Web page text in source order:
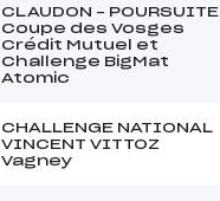
CLAUDON – POURSUITE
Coupe des Vosges
Crédit Mutuel et
Challenge BigMat
Atomic
CHALLENGE NATIONAL
VINCENT VITTOZ
Vagney